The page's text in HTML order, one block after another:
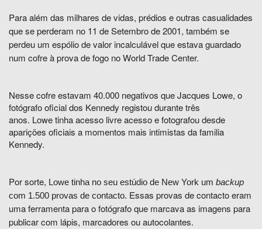
Para além das milhares de vidas, prédios e outras casualidades
que se perderam no 11 de Setembro de 2001, também se
perdeu um espólio de valor incalculável que estava guardado
num cofre à prova de fogo no World Trade Center.
Nesse cofre estavam 40.000 negativos que Jacques Lowe, o
fotógrafo oficial dos Kennedy registou durante três
anos. Lowe tinha acesso livre acesso e fotografou desde
aparições oficiais a momentos mais intimistas da familia
Kennedy.
Por sorte, Lowe tinha no seu estúdio de New York um backup
com 1.500 provas de contacto. Essas provas de contactoeram
uma ferramenta para o fotógrafoque marcava as imagens para
publicar com lápis, marcadores ou autocolantes.